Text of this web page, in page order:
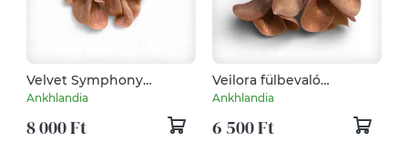
Velvet Symphony
fülbevaló Rózsaaany
Ankhlandia
8 000 Ft
Veilora fülbevaló
Rózsaarany
Ankhlandia
6 500 Ft